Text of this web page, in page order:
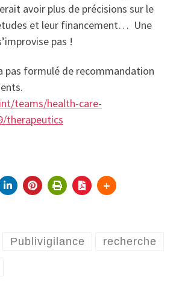
avoir plus de précisions sur le
et leur financement… Une
pas !
pas formulé de recommandation
teams/health-care-
therapeutics
Publivigilance recherche